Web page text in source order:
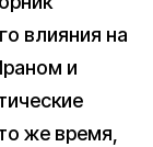
влияния на
и
же время,